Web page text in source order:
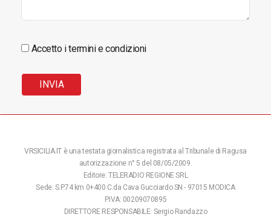
Accetto i termini e condizioni
VRSICILIA.IT è una testata giornalistica registrata al Tribunale di Ragusa
autorizzazione n° 5 del 08/05/2009.
Editore: TELERADIO REGIONE SRL
Sede: S.P.74 km 0+400 C.da Cava Gucciardo SN - 97015 MODICA
P.IVA: 00209070895
DIRETTORE RESPONSABILE: Sergio Randazzo